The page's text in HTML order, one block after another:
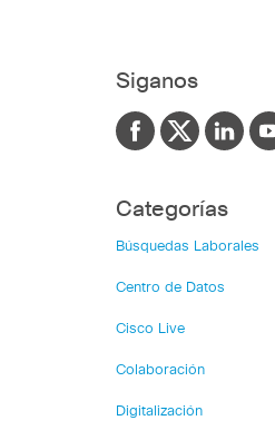
Siganos
Categorías
Búsquedas Laborales
Centro de Datos
Cisco Live
Colaboración
Digitalización